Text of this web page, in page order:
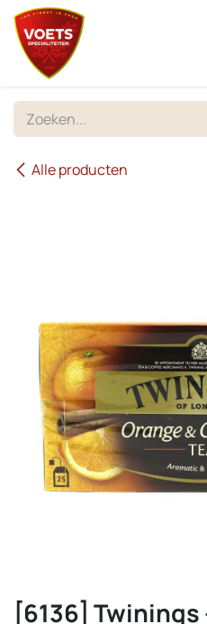
Overslaan naar inhoud
Alle producten
[6136] Twinings